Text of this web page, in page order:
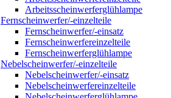
Arbeitsscheinwerferglühlampe
Fernscheinwerfer/-einzelteile
Fernscheinwerfer/-einsatz
Fernscheinwerfereinzelteile
Fernscheinwerferglühlampe
Nebelscheinwerfer/-einzelteile
Nebelscheinwerfer/-einsatz
Nebelscheinwerfereinzelteile